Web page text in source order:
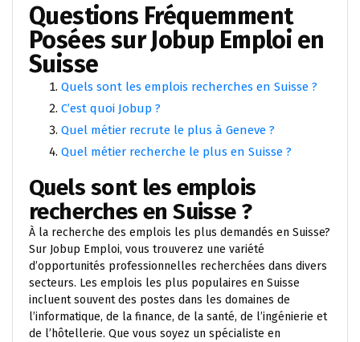
Questions Fréquemment
Posées sur Jobup Emploi en
Suisse
Quels sont les emplois recherches en Suisse ?
C’est quoi Jobup ?
Quel métier recrute le plus à Geneve ?
Quel métier recherche le plus en Suisse ?
Quels sont les emplois
recherches en Suisse ?
À la recherche des emplois les plus demandés en Suisse?
Sur Jobup Emploi, vous trouverez une variété
d’opportunités professionnelles recherchées dans divers
secteurs. Les emplois les plus populaires en Suisse
incluent souvent des postes dans les domaines de
l’informatique, de la finance, de la santé, de l’ingénierie et
de l’hôtellerie. Que vous soyez un spécialiste en